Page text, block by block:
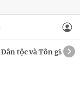
Dân tộc và Tôn giáo